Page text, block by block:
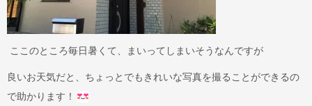
ここのところ毎日暑くて、まいってしまいそうなんですが
良いお天気だと、ちょっとでもきれいな写真を撮ることができるの
で助かります！